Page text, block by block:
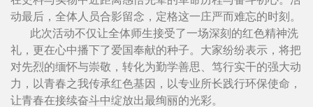
动最后，全体人员合影留念，定格这一庄严而难忘的时刻。
此次活动不仅让全体师生接受了一场深刻的红色精神洗
礼，更在心中播下了爱国奉献的种子。大家纷纷表示，将把
对先烈的缅怀与崇敬，转化为勤学善思、笃行实干的强大动
力，以青春之我传承红色基因，以专业所长践行环保使命，
让青春在接续奋斗中绽放出最绚丽的光彩。